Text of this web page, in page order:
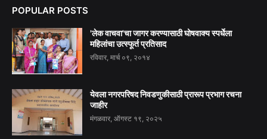
POPULAR POSTS
'लेक वाचवा'चा जागर करण्यासाठी घोषवाक्य स्पर्धेला
महिलांचा उत्स्फूर्त प्रतिसाद
रविवार, मार्च ०९, २०१४
येवला नगरपरिषद निवडणुकीसाठी प्रारूप प्रभाग रचना
जाहीर
मंगळवार, ऑगस्ट १९, २०२५